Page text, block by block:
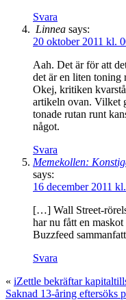
Svara
Linnea says:
20 oktober 2011 kl.
Aah. Det är för att
det är en liten toning
Okej, kritiken
artikeln ovan. Vilket
tonade rutan runt
något.
Svara
Memekollen:
says:
16 december 2011
[…] Wall Street-
har nu fått en
Buzzfeed
Svara
« iZettle bekräftar
Saknad 13-åring eftersöks